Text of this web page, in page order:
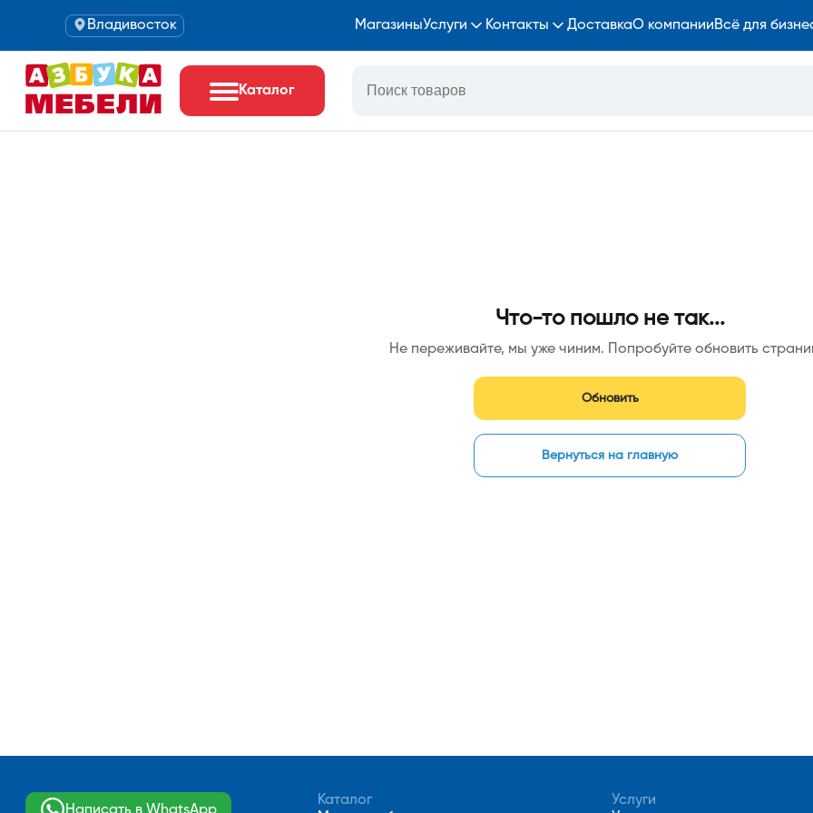
Владивосток МагазиныУслуги Контакты ДоставкаО компанииВсё для
Каталог
Что-то пошло не так...
Не переживайте, мы уже чиним. Попробуйте обновить
Обновить
Вернуться на главную
Написать в WhatsApp
Каталог
Услуги